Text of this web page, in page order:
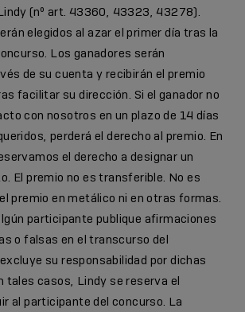
(nº art. 43360, 43323, 43278).
elegidos al azar el primer día tras la
Los ganadores serán
de su cuenta y recibirán el premio
facilitar su dirección. Si el ganador no
con nosotros en un plazo de 14 días
perderá el derecho al premio. En
el derecho a designar un
El premio no es transferible. No es
premio en metálico ni en otras formas.
participante publique afirmaciones
o falsas en el transcurso del
su responsabilidad por dichas
tales casos, Lindy se reserva el
al participante del concurso. La